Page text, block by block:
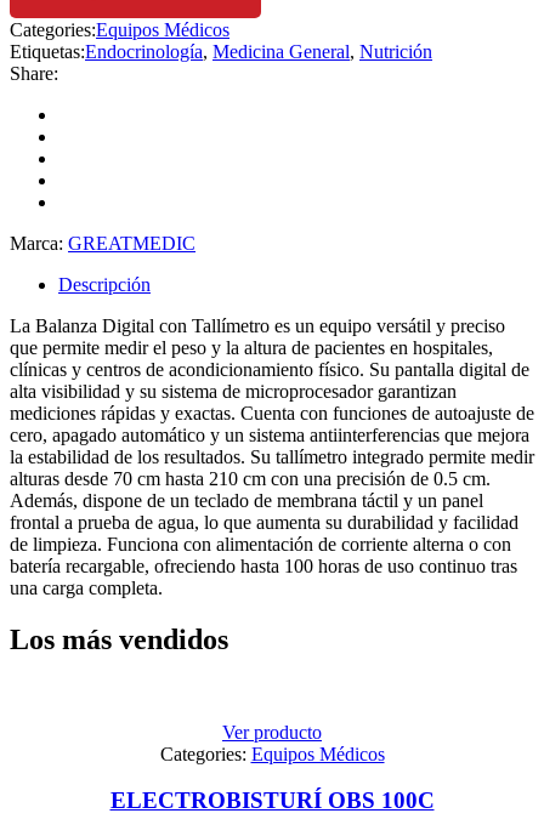
Categories:Equipos Médicos
Etiquetas:Endocrinología, Medicina General, Nutrición
Share:
Marca: GREATMEDIC
Descripción
La Balanza Digital con Tallímetro es un equipo versátil y preciso
que permite medir el peso y la altura de pacientes en hospitales,
clínicas y centros de acondicionamiento físico. Su pantalla digital de
alta visibilidad y su sistema de microprocesador garantizan
mediciones rápidas y exactas. Cuenta con funciones de autoajuste de
cero, apagado automático y un sistema antiinterferencias que mejora
la estabilidad de los resultados. Su tallímetro integrado permite medir
alturas desde 70 cm hasta 210 cm con una precisión de 0.5 cm.
Además, dispone de un teclado de membrana táctil y un panel
frontal a prueba de agua, lo que aumenta su durabilidad y facilidad
de limpieza. Funciona con alimentación de corriente alterna o con
batería recargable, ofreciendo hasta 100 horas de uso continuo tras
una carga completa.
Los más vendidos
Ver producto
Categories: Equipos Médicos
ELECTROBISTURÍ OBS 100C